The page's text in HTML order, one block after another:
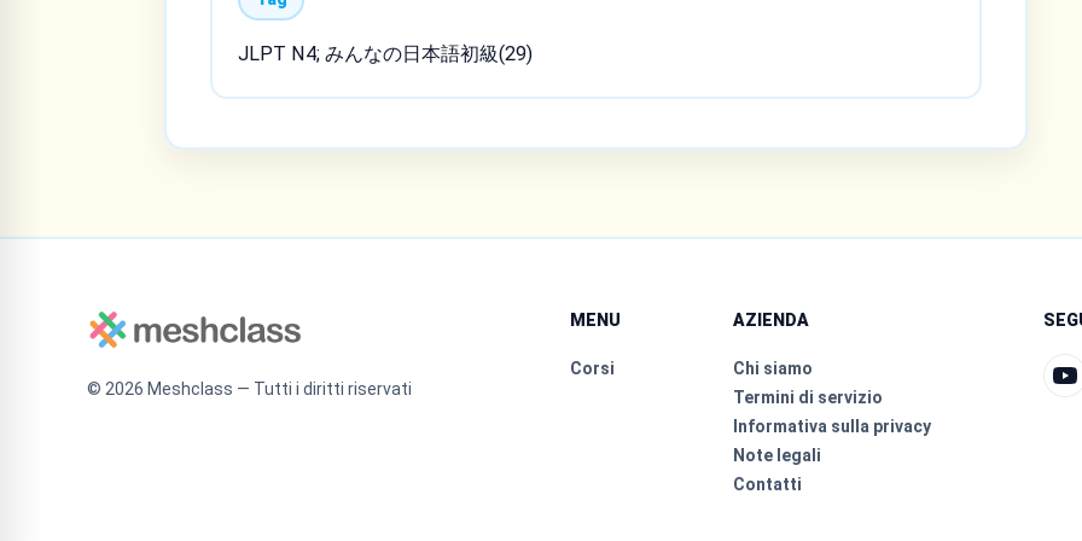
JLPT N4; みんなの日本語初級(29)
© 2026 Meshclass — Tutti i diritti riservati
MENU
Corsi
AZIENDA
Chi siamo
Termini di servizio
Informativa sulla privacy
Note legali
Contatti